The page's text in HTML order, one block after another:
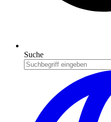
Suche